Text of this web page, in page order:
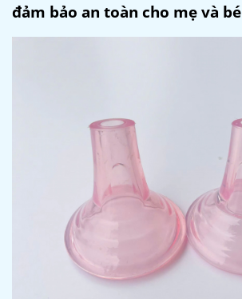
đảm bảo an toàn cho mẹ và bé